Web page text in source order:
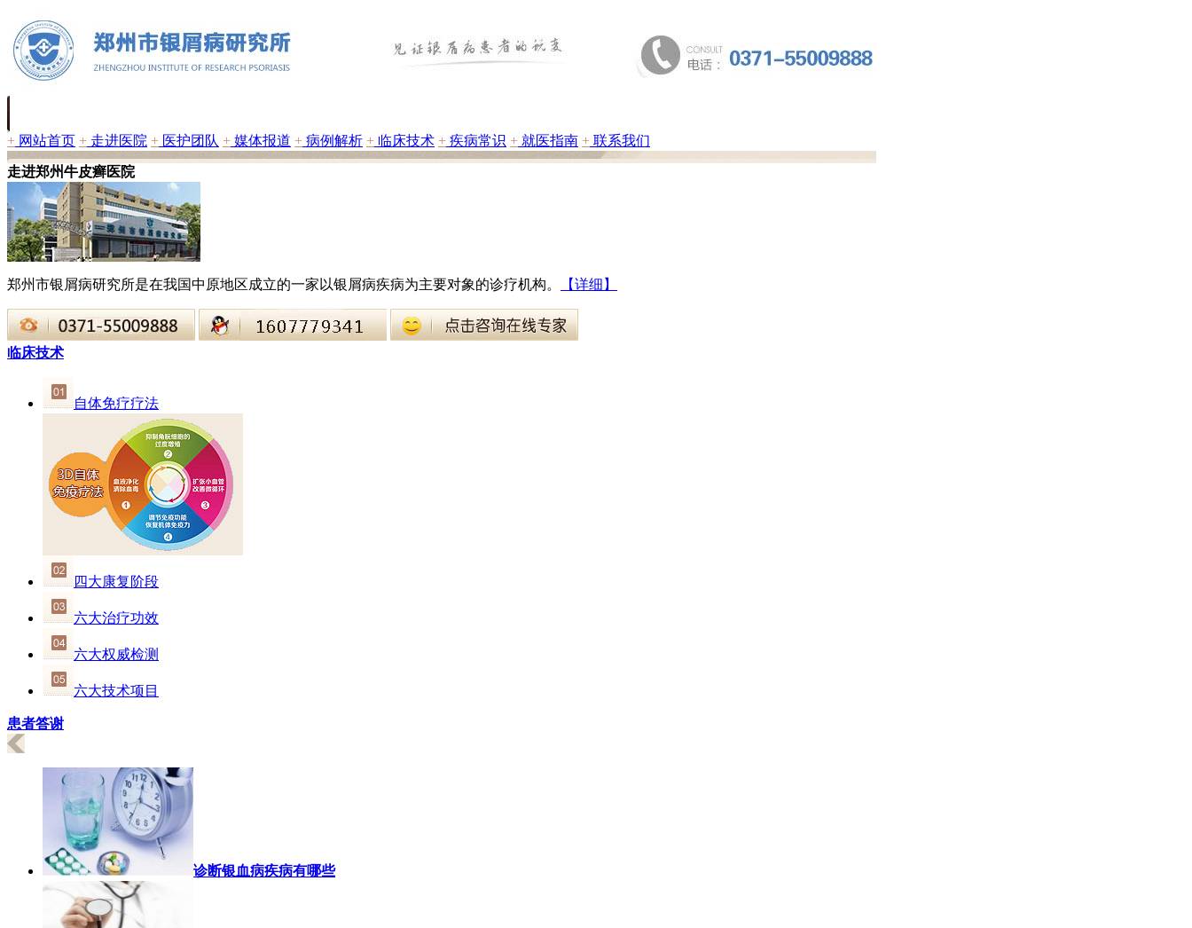
+ 网站首页 + 走进医院 + 医护团队 + 媒体报道 + 病例解析 + 临床技术 + 疾病常识 + 就医指南 + 联系我们
走进郑州牛皮癣医院
郑州市银屑病研究所是在我国中原地区成立的一家以银屑病疾病为主要对象的诊疗机构。 【详细】
临床技术
自体免疗疗法
四大康复阶段
六大治疗功效
六大权威检测
六大技术项目
患者答谢
诊断银血病疾病有哪些